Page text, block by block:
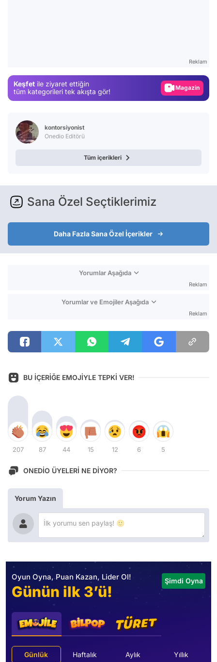
Reklam
Keşfet ile ziyaret ettiğin
tüm kategorileri tek akışta gör!
Video
kontorsiyonist
Onedio Editörü
Tüm içerikleri
Sana Özel Seçtiklerimiz
Daha Fazla Sana Özel İçerikler
Yorumlar Aşağıda
Reklam
Yorumlar ve Emojiler Aşağıda
Reklam
BU İÇERİĞE EMOJİYLE TEPKİ VER!
207 87 44 15 12 6 5
ONEDİO ÜYELERİ NE DİYOR?
Yorum Yazın
Oyun Oyna, Puan Kazan, Lider Ol!
Günün ilk 3’ü!
Şimdi Oyna
Günlük Haftalık Aylık Yıllık